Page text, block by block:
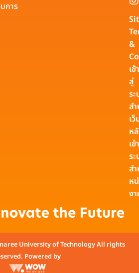
การ
&
เข้า
สู่
ร
ส
เ
ห
เข้
ร
ส
ห
ง
University of Technology All rights
Powered by